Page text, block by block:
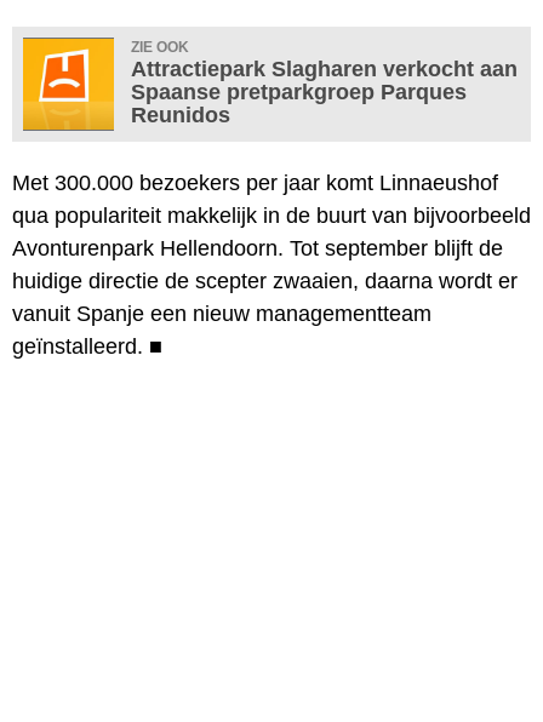
ZIE OOK
Attractiepark Slagharen verkocht aan
Spaanse pretparkgroep Parques
Reunidos
Met 300.000 bezoekers per jaar komt Linnaeushof
qua populariteit makkelijk in de buurt van bijvoorbeeld
Avonturenpark Hellendoorn. Tot september blijft de
huidige directie de scepter zwaaien, daarna wordt er
vanuit Spanje een nieuw managementteam
geïnstalleerd. ■